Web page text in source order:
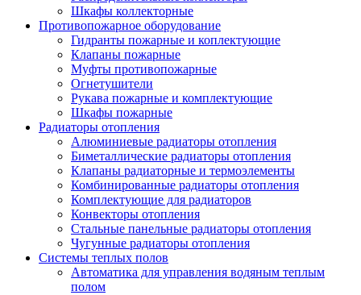
Шкафы коллекторные
Противопожарное оборудование
Гидранты пожарные и коплектующие
Клапаны пожарные
Муфты противопожарные
Огнетушители
Рукава пожарные и комплектующие
Шкафы пожарные
Радиаторы отопления
Алюминиевые радиаторы отопления
Биметаллические радиаторы отопления
Клапаны радиаторные и термоэлементы
Комбинированные радиаторы отопления
Комплектующие для радиаторов
Конвекторы отопления
Стальные панельные радиаторы отопления
Чугунные радиаторы отопления
Системы теплых полов
Автоматика для управления водяным теплым
полом